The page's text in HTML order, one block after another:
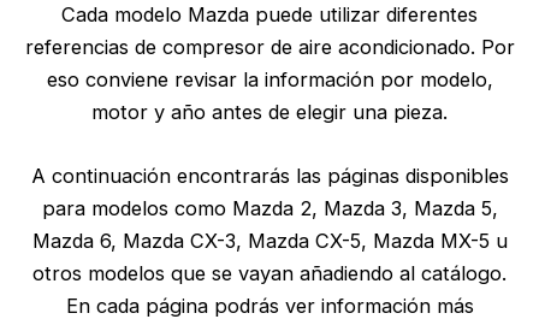
Cada modelo Mazda puede utilizar diferentes
referencias de compresor de aire acondicionado. Por
eso conviene revisar la información por modelo,
motor y año antes de elegir una pieza.
A continuación encontrarás las páginas disponibles
para modelos como Mazda 2, Mazda 3, Mazda 5,
Mazda 6, Mazda CX-3, Mazda CX-5, Mazda MX-5 u
otros modelos que se vayan añadiendo al catálogo.
En cada página podrás ver información más